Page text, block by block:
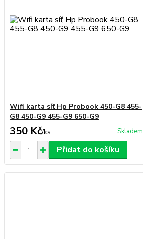
Wifi karta síť Hp Probook 450-G8 455-
G8 450-G9 455-G9 650-G9
350 Kč/ks Skladem
Přidat do košíku